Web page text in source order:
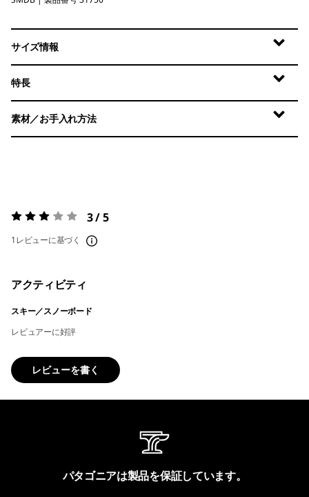
サイズ情報
特長
素材／お手入れ方法
評価:3 / 5 3 / 5
1レビューに基づく
アクティビティ
スキー／スノーボード
レビュアーに好評
レビューを書く
パタゴニアは製品を保証しています。